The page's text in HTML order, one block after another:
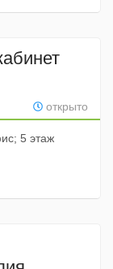
открыто
5 этаж